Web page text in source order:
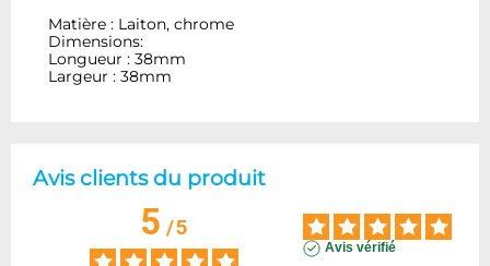
Matière : Laiton, chrome
Dimensions:
Longueur : 38mm
Largeur : 38mm
Avis clients du produit
5/5
Avis vérifié